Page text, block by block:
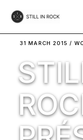
the
31 MARCH 2015